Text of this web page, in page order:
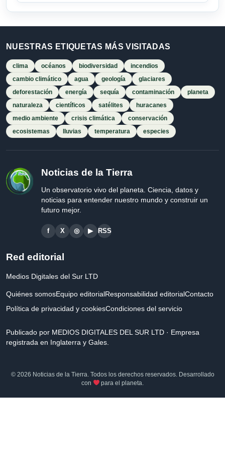
NUESTRAS ETIQUETAS MÁS VISITADAS
clima océanos biodiversidad
incendios
cambio climático
agua geología
glaciares
deforestación
energía sequía contaminación
planeta
naturaleza
científicos satélites
huracanes
medio ambiente
crisis climática
conservación
ecosistemas
lluvias temperatura especies
Noticias de la Tierra
Un observatorio vivo del planeta. Ciencia, datos y
noticias para entender nuestro mundo y construir un
futuro mejor.
f X ◎ ▶ RSS
Red editorial
Medios Digitales del Sur LTD
Quiénes somosEquipo editorialResponsabilidad editorialContacto
Política de privacidad y cookiesCondiciones del servicio
Publicado por MEDIOS DIGITALES DEL SUR LTD · Empresa
registrada en Inglaterra y Gales.
© 2026 Noticias de la Tierra. Todos los derechos reservados. Desarrollado
con
para el planeta.